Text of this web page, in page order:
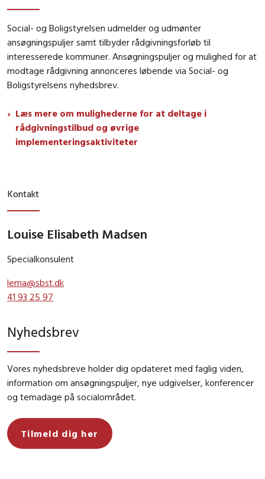
Social- og Boligstyrelsen udmelder og udmønter
ansøgningspuljer samt tilbyder rådgivningsforløb til
interesserede kommuner. Ansøgningspuljer og mulighed for at
modtage rådgivning annonceres løbende via Social- og
Boligstyrelsens nyhedsbrev.
Læs mere om mulighederne for at deltage i
rådgivningstilbud og øvrige
implementeringsaktiviteter
Kontakt
Louise Elisabeth Madsen
Specialkonsulent
lema@sbst.dk
41 93 25 97
Nyhedsbrev
Vores nyhedsbreve holder dig opdateret med faglig viden,
information om ansøgningspuljer, nye udgivelser, konferencer
og temadage på socialområdet.
Tilmeld dig her